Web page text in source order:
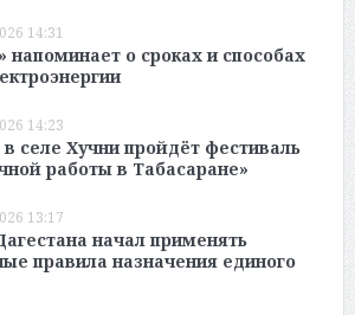
14:31
о сроках и способах
14:23
в селе Хучни пройдёт фестиваль
работы в Табасаране»
13:17
начал применять
правила назначения единого